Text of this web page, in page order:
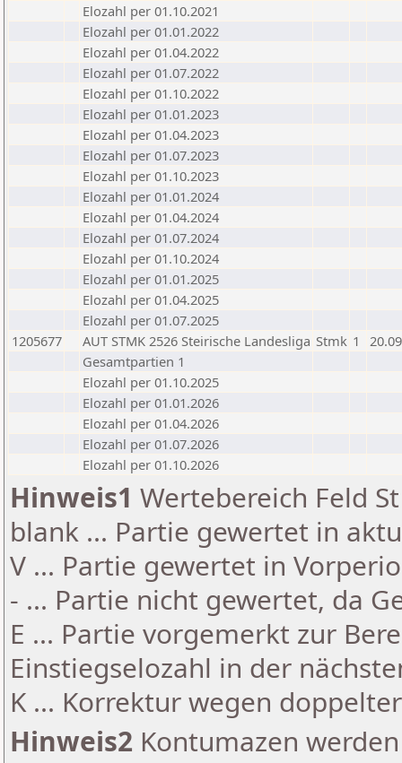
Elozahl per 01.10.2021
Elozahl per 01.01.2022
Elozahl per 01.04.2022
Elozahl per 01.07.2022
Elozahl per 01.10.2022
Elozahl per 01.01.2023
Elozahl per 01.04.2023
Elozahl per 01.07.2023
Elozahl per 01.10.2023
Elozahl per 01.01.2024
Elozahl per 01.04.2024
Elozahl per 01.07.2024
Elozahl per 01.10.2024
Elozahl per 01.01.2025
Elozahl per 01.04.2025
Elozahl per 01.07.2025
1205677
AUT STMK 2526 Steirische Landesliga Stmk 1
Gesamtpartien 1
Elozahl per 01.10.2025
Elozahl per 01.01.2026
Elozahl per 01.04.2026
Elozahl per 01.07.2026
Elozahl per 01.10.2026
Hinweis1 Wertebereich Feld
blank ... Partie gewertet in
V ... Partie gewertet in
- ... Partie nicht gewertet, da
E ... Partie vorgemerkt zur
Einstiegselozahl in der
K ... Korrektur wegen
Hinweis2 Kontumazen